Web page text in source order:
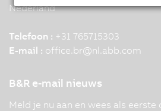
Nederland
Telefoon : +31 765715303
E-mail : office.br@nl.abb.com
B&R e-mail nieuws
Meld je nu aan en wees als